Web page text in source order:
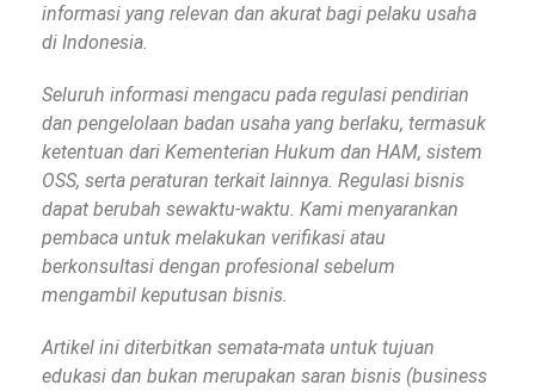
informasi yang relevan dan akurat bagi pelaku usaha
di Indonesia.
Seluruh informasi mengacu pada regulasi pendirian
dan pengelolaan badan usaha yang berlaku, termasuk
ketentuan dari Kementerian Hukum dan HAM, sistem
OSS, serta peraturan terkait lainnya. Regulasi bisnis
dapat berubah sewaktu-waktu. Kami menyarankan
pembaca untuk melakukan verifikasi atau
berkonsultasi dengan profesional sebelum
mengambil keputusan bisnis.
Artikel ini diterbitkan semata-mata untuk tujuan
edukasi dan bukan merupakan saran bisnis (business